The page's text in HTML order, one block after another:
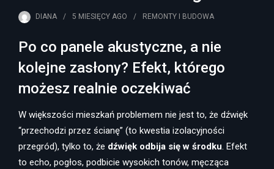
DIANA 5 MIESIĘCY AGO REMONTY I BUDOWA
Po co panele akustyczne, a nie
kolejne zasłony? Efekt, którego
możesz realnie oczekiwać
W większości mieszkań problemem nie jest to, że dźwięk
“przechodzi przez ścianę” (to kwestia izolacyjności
przegród), tylko to, że dźwięk odbija się w środku. Efekt
to echo, pogłos, podbicie wysokich tonów, męcząca